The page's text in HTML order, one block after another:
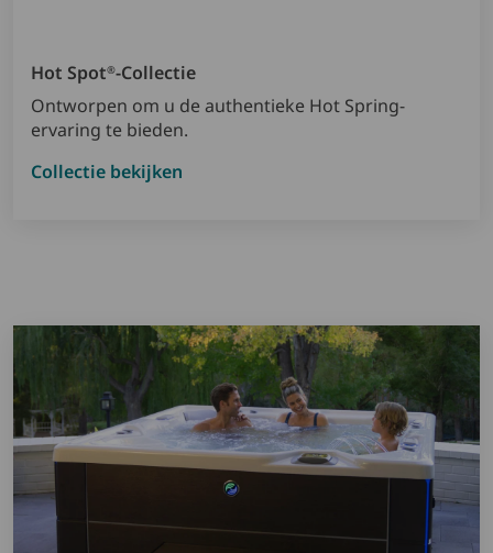
Hot Spot®-collectie
Ontworpen om u de authentieke Hot Spring-
ervaring te bieden.
Collectie bekijken